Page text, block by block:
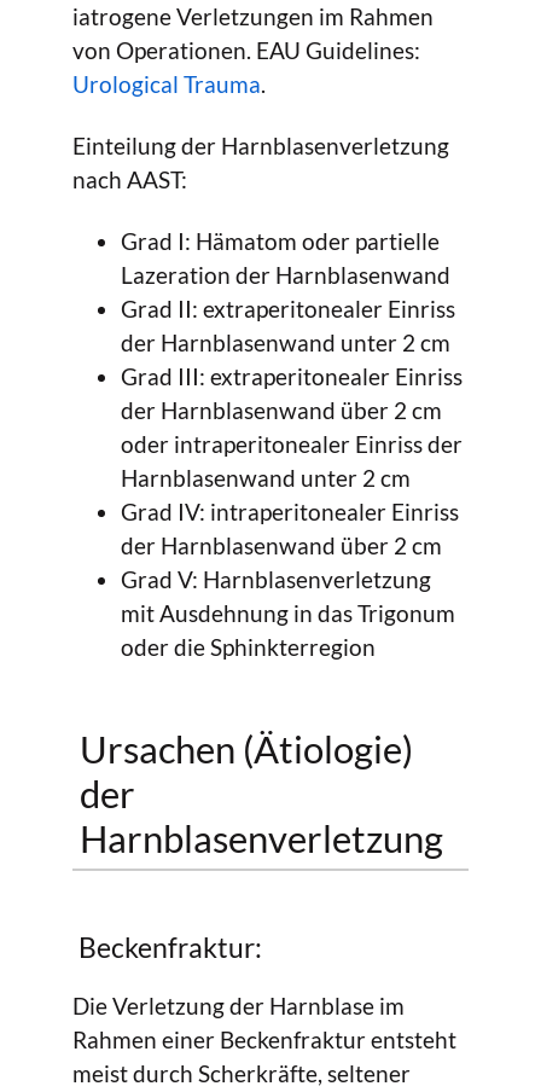
iatrogene Verletzungen im Rahmen
von Operationen. EAU Guidelines:
Urological Trauma.
Einteilung der Harnblasenverletzung
nach AAST:
Grad I: Hämatom oder partielle
Lazeration der Harnblasenwand
Grad II: extraperitonealer Einriss
der Harnblasenwand unter 2 cm
Grad III: extraperitonealer Einriss
der Harnblasenwand über 2 cm
oder intraperitonealer Einriss der
Harnblasenwand unter 2 cm
Grad IV: intraperitonealer Einriss
der Harnblasenwand über 2 cm
Grad V: Harnblasenverletzung
mit Ausdehnung in das Trigonum
oder die Sphinkterregion
Ursachen (Ätiologie)
der
Harnblasenverletzung
Beckenfraktur:
Die Verletzung der Harnblase im
Rahmen einer Beckenfraktur entsteht
meist durch Scherkräfte, seltener